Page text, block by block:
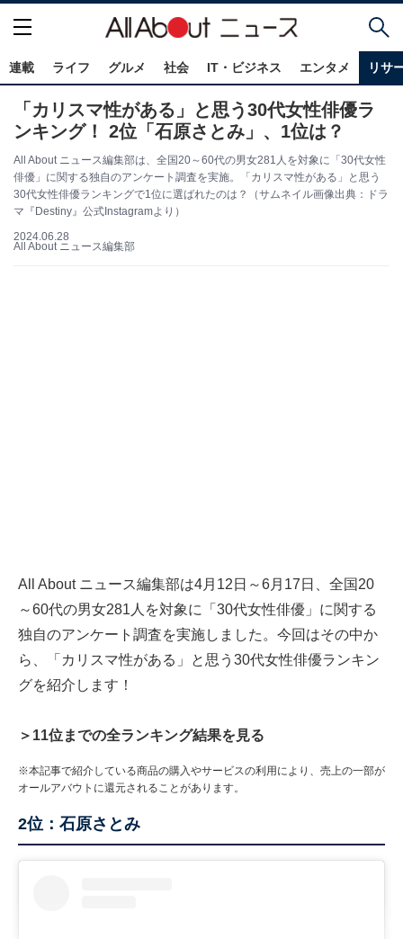
連載 ライフ グルメ 社会 IT・ビジネス エンタメ リサ
「カリスマ性がある」と思う30代女性俳優ラ
ンキング！ 2位「石原さとみ」、1位は？
All About ニュース編集部は、全国20～60代の男女281人を対象に「30代女性
俳優」に関する独自のアンケート調査を実施。「カリスマ性がある」と思う
30代女性俳優ランキングで1位に選ばれたのは？（サムネイル画像出典：ドラ
マ『Destiny』公式Instagramより）
2024.06.28
All About ニュース編集部
All About ニュース編集部は4月12日～6月17日、全国20
～60代の男女281人を対象に「30代女性俳優」に関する
独自のアンケート調査を実施しました。今回はその中か
ら、「カリスマ性がある」と思う30代女性俳優ランキン
グを紹介します！
＞11位までの全ランキング結果を見る
※本記事で紹介している商品の購入やサービスの利用により、売上の一部が
オールアバウトに還元されることがあります。
2位：石原さとみ